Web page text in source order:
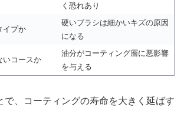
く恐れあり
イプか
硬いブラシは細かいキズの原因
になる
コースか
油分がコーティング層に悪影響
を与える
で、コーティングの寿命を大きく延ばす